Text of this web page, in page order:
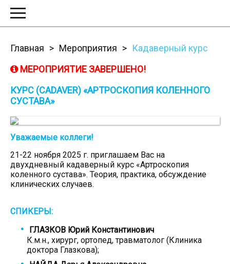
Главная Мероприятия
Кадаверный курс
МЕРОПРИЯТИЕ ЗАВЕРШЕНО!
КУРС (CADAVER) «АРТРОСКОПИЯ КОЛЕННОГО
СУСТАВА»
Уважаемые коллеги!
21-22 ноября 2025 г. приглашаем Вас на
двухдневный кадаверный курс «Артроскопия
коленного сустава». Теория, практика, обсуждение
клинических случаев.
СПИКЕРЫ:
ГЛАЗКОВ Юрий Константинович
К.м.н., хирург, ортопед, травматолог (Клиника
доктора Глазкова);